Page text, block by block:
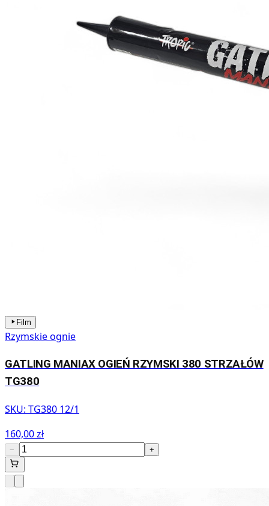
Film
Rzymskie ognie
GATLING MANIAX OGIEŃ RZYMSKI 380 STRZAŁÓW
TG380
SKU: TG380 12/1
160,00 zł
− +